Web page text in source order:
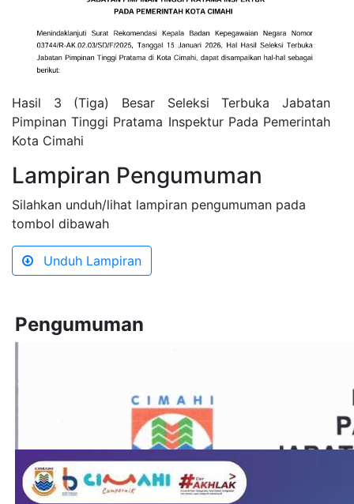
Hasil 3 (Tiga) Besar Seleksi Terbuka Jabatan
Pimpinan Tinggi Pratama Inspektur Pada Pemerintah
Kota Cimahi
Lampiran Pengumuman
Silahkan unduh/lihat lampiran pengumuman pada
tombol dibawah
Unduh Lampiran
Pengumuman